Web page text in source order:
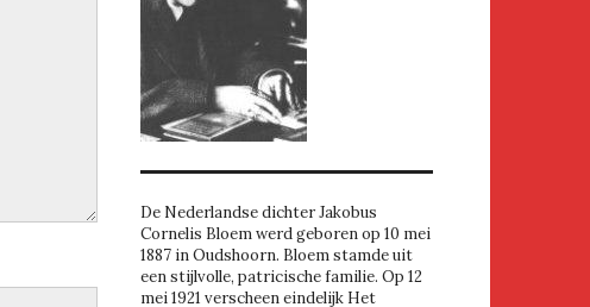
De Nederlandse dichter Jakobus
Cornelis Bloem werd geboren op 10 mei
1887 in Oudshoorn. Bloem stamde uit
een stijlvolle, patricische familie. Op 12
mei 1921 verscheen eindelijk Het